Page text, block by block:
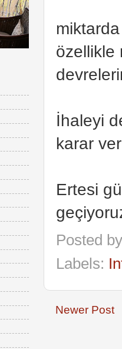
özellikle
İhaleyi
karar
Ertesi
Posted
Labels:
Newer Post